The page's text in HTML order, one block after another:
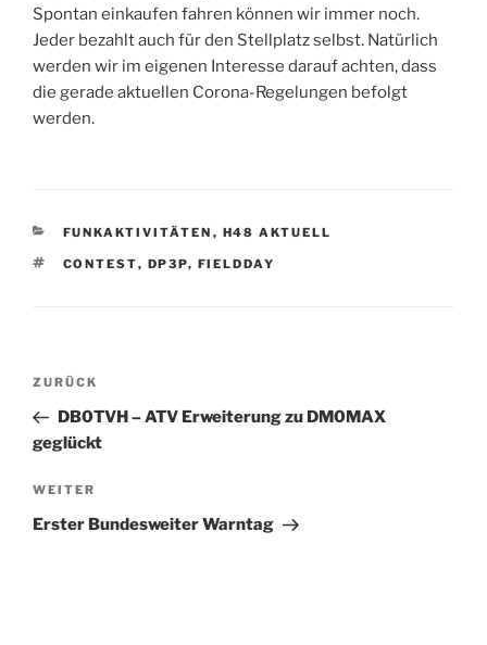
Spontan einkaufen fahren können wir immer noch.
Jeder bezahlt auch für den Stellplatz selbst. Natürlich
werden wir im eigenen Interesse darauf achten, dass
die gerade aktuellen Corona-Regelungen befolgt
werden.
KATEGORIEN
FUNKAKTIVITÄTEN , H48 AKTUELL
SCHLAGWÖRTER
CONTEST, DP3P, FIELDDAY
Beitrags-
Vorheriger
Beitrag
ZURÜCK
DB0TVH – ATV Erweiterung zu DM0MAX
geglückt
Nächster
Beitrag
WEITER
Erster Bundesweiter Warntag